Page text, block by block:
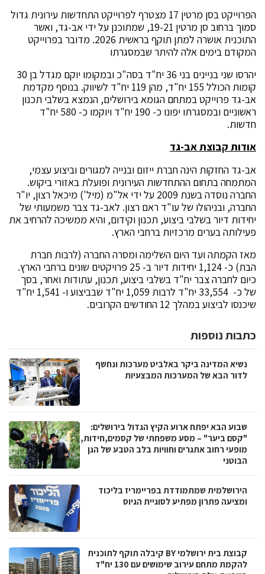
הפרוייקט בסן מרטין 17 מצטרף לפרוייקט התחדשות עירונית גדול
סמוך ברחוב סן מרטין 19-21, שמתוכנן על ידי אב-גד, ואשר
התוכנית אושרה למתן תוקף בראשית 2026. מדובר בפרוייקט
המקודם בימים אלה להיתר שבמסגרתו
יהרסו שני בניינים בני 36 יח"ד בסה"כ ובמקומו יוקם מגדל בן 30
קומות הכולל 155 יח"ד, מהן 119 יח"ד לשיווק. בנוסף מקדמת
אב-גד פרוייקט במתחם הגומא בירושלים, הנמצא בשלבי תכנון
ראשוניים ובמסגרתו יפונו כ- 190 יח"ד ויוקמו כ- 580 יח"ד
חדשות.
אודות קבוצת אב-גד
אב-גד החזקות הינה חברת ייזום ובנייה למגורים וביצוע עצמי,
המתמחה בתחום ההתחדשות העירונית ופועלת באזורי ביקוש.
החברה נוסדה בשנת 2009 על ידי אל"מ (מיל') מיכאל רצון, יו"ר
החברה, ובניהולו של עו"ד ראם רצון. לאב-גד צבר משמעותי של
יחידות דיור בשלבי ביצוע, תכנון וקידום, והיא ממשיכה להרחיב את
פעילותה בערים מרכזיות ברחבי הארץ.
מאז הקמתה ועד היום השלימה ומסרה החברה (לרבות חברת
הבת) כ- 1,124 יחידות דיור ב- 25 פרויקטים שונים ברחבי הארץ.
כיום לחברה צבר יח"ד בשלבי ביצוע, תכנון, עתודות ואחר, בסך
של כ- 33,554 יח"ד לרבות 1,059 יח"ד שבביצוע ו- 1,541 יח"ד
שיכנסו לביצוע במהלך 12 החודשים הקרובים.
כתבות נוספות
נשיא המדינה ביקר באלביט מערכות ונחשף
לדור הבא של המערכות המבצעיות
שבוע הבא יפתח ארוע הקיץ הגדול בירושלים:
"קסם ביער" – מסע משפחתי של קסמים,חידות,
מופעי רחוב אתגרים וחוויות בלב הטבע של הגן
הבוטני
הירושלמית שמתמודדת בפריימריז בליכוד
ומציעה פתרון מפתיע לסוגיית הגיוס
קבוצת בית ירושלמי BY קיבלה תוקף לתוכנית
להקמת מתחם עירוב שימושים עם 130 יח"ד